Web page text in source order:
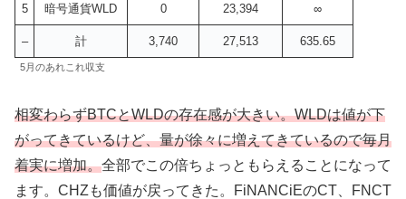
5 暗号通貨WLD 0 23,394 ∞
– 計 3,740 27,513 635.65
5月のあれこれ収支
相変わらずBTCとWLDの存在感が大きい。WLDは値が下
がってきているけど、量が徐々に増えてきているので毎月
着実に増加。全部でこの倍ちょっともらえることになって
ます。CHZも価値が戻ってきた。FiNANCiEのCT、FNCT